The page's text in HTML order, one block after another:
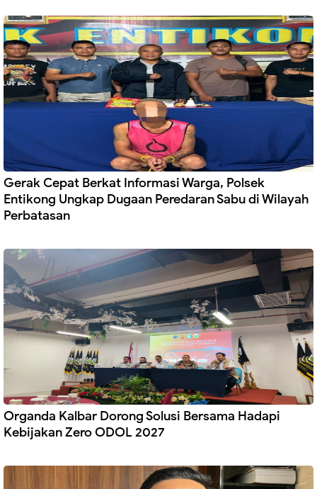
Gerak Cepat Berkat Informasi Warga, Polsek
Entikong Ungkap Dugaan Peredaran Sabu di Wilayah
Perbatasan
Organda Kalbar Dorong Solusi Bersama Hadapi
Kebijakan Zero ODOL 2027